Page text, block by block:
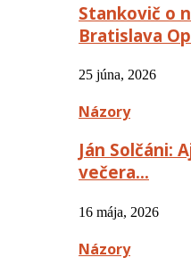
Stankovič o
Bratislava
25 júna, 2026
Názory
Ján Solčáni:
večera…
16 mája, 2026
Názory